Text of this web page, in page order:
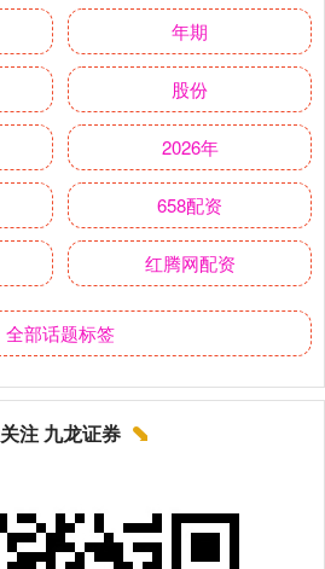
年期
股份
2026年
658配资
红腾网配资
全部话题标签
关注 九龙证券